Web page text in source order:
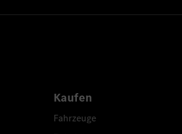
Kaufen
Fahrzeuge